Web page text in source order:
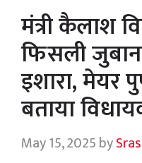
मंत्री कैलाश
फिसली
इशारा, मेयर
बताया
May 15, 2025by